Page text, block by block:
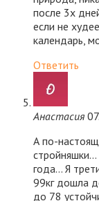
после 3х
если не
календарь,
Ответить
Анастасия
А по-
стройняшки…
года… Я
99кг дошла
до 78